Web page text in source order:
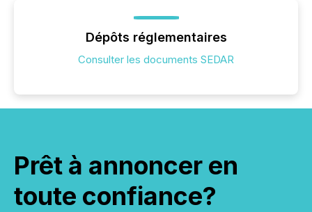
Dépôts réglementaires
Consulter les documents SEDAR
Prêt à annoncer en
toute confiance?